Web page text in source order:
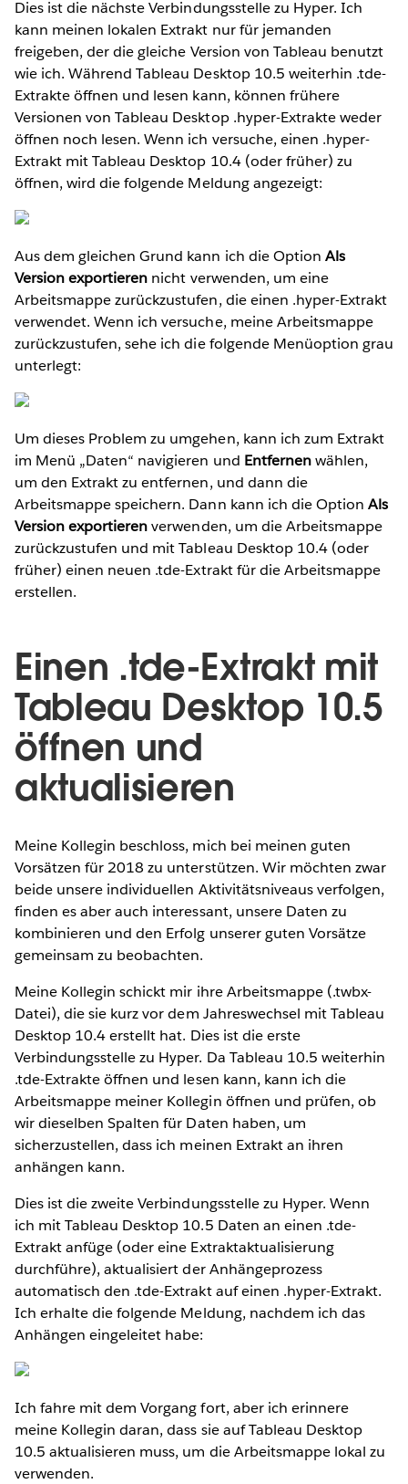
Dies ist die nächste Verbindungsstelle zu Hyper. Ich
kann meinen lokalen Extrakt nur für jemanden
freigeben, der die gleiche Version von Tableau benutzt
wie ich. Während Tableau Desktop 10.5 weiterhin .tde-
Extrakte öffnen und lesen kann, können frühere
Versionen von Tableau Desktop .hyper-Extrakte weder
öffnen noch lesen. Wenn ich versuche, einen .hyper-
Extrakt mit Tableau Desktop 10.4 (oder früher) zu
öffnen, wird die folgende Meldung angezeigt:
Aus dem gleichen Grund kann ich die Option Als
Version exportieren nicht verwenden, um eine
Arbeitsmappe zurückzustufen, die einen .hyper-Extrakt
verwendet. Wenn ich versuche, meine Arbeitsmappe
zurückzustufen, sehe ich die folgende Menüoption grau
unterlegt:
Um dieses Problem zu umgehen, kann ich zum Extrakt
im Menü „Daten“ navigieren und Entfernenwählen,
um den Extrakt zu entfernen, und dann die
Arbeitsmappe speichern. Dann kann ich die Option Als
Version exportierenverwenden, um die Arbeitsmappe
zurückzustufen und mit Tableau Desktop 10.4 (oder
früher) einen neuen .tde-Extrakt für die Arbeitsmappe
erstellen.
Einen .tde-Extrakt mit
Tableau Desktop 10.5
öffnen und
aktualisieren
Meine Kollegin beschloss, mich bei meinen guten
Vorsätzen für 2018 zu unterstützen. Wir möchten zwar
beide unsere individuellen Aktivitätsniveaus verfolgen,
finden es aber auch interessant, unsere Daten zu
kombinieren und den Erfolg unserer guten Vorsätze
gemeinsam zu beobachten.
Meine Kollegin schickt mir ihre Arbeitsmappe (.twbx-
Datei), die sie kurz vor dem Jahreswechsel mit Tableau
Desktop 10.4 erstellt hat. Dies ist die erste
Verbindungsstelle zu Hyper. Da Tableau 10.5 weiterhin
.tde-Extrakte öffnen und lesen kann, kann ich die
Arbeitsmappe meiner Kollegin öffnen und prüfen, ob
wir dieselben Spalten für Daten haben, um
sicherzustellen, dass ich meinen Extrakt an ihren
anhängen kann.
Dies ist die zweite Verbindungsstelle zu Hyper. Wenn
ich mit Tableau Desktop 10.5 Daten an einen .tde-
Extrakt anfüge (oder eine Extraktaktualisierung
durchführe), aktualisiert der Anhängeprozess
automatisch den .tde-Extrakt auf einen .hyper-Extrakt.
Ich erhalte die folgende Meldung, nachdem ich das
Anhängen eingeleitet habe:
Ich fahre mit dem Vorgang fort, aber ich erinnere
meine Kollegin daran, dass sie auf Tableau Desktop
10.5 aktualisieren muss, um die Arbeitsmappe lokal zu
verwenden.